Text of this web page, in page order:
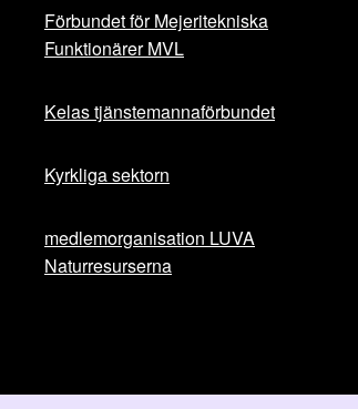
Förbundet för Mejeritekniska
Funktionärer MVL
Kelas tjänstemannaförbundet
Kyrkliga sektorn
medlemorganisation LUVA
Naturresurserna